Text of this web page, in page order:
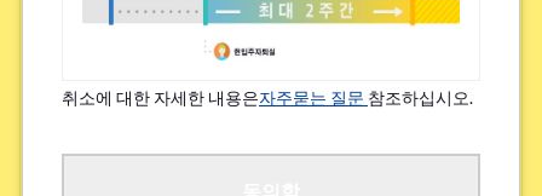
특기할 알레르기/지병 등 *
※쾌적한 거주를 위해 여쭙고 있습니다.
취소에 대한 자세한 내용은자주묻는 질문 참조하십시오.